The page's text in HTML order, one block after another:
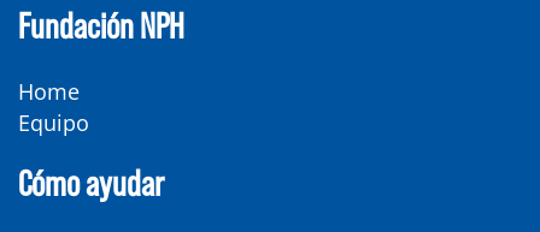
Fundación NPH
Home
Equipo
Cómo ayudar